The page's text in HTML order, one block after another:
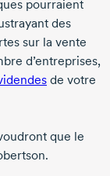
pourraient
des
sur la vente
d’entreprises,
de votre
que le
.